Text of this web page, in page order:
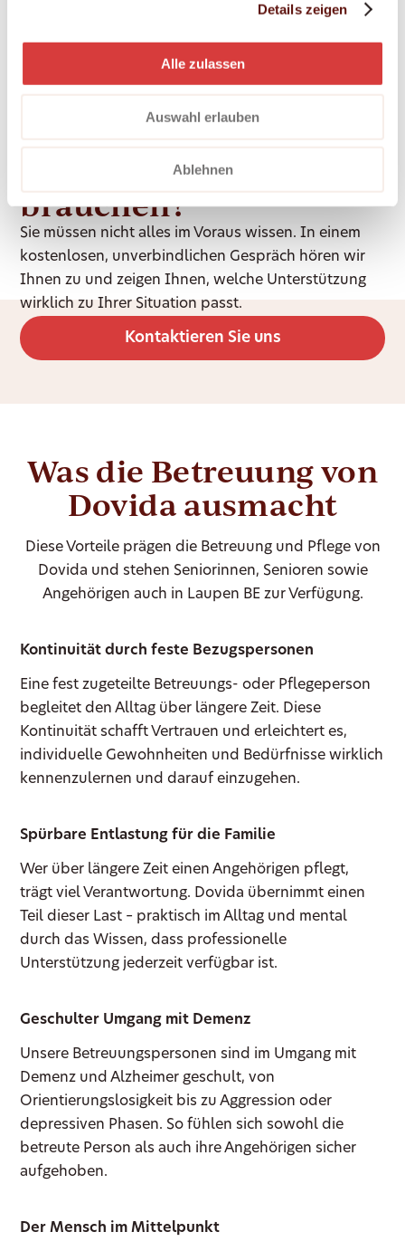
Details zeigen
Alle zulassen
Auswahl erlauben
Ablehnen
Unsicher, was Sie
brauchen?
Sie müssen nicht alles im Voraus wissen. In einem
kostenlosen, unverbindlichen Gespräch hören wir
Ihnen zu und zeigen Ihnen, welche Unterstützung
wirklich zu Ihrer Situation passt.
Kontaktieren Sie uns
Was die Betreuung von
Dovida ausmacht
Diese Vorteile prägen die Betreuung und Pflege von
Dovida und stehen Seniorinnen, Senioren sowie
Angehörigen auch in Laupen BE zur Verfügung.
Kontinuität durch feste Bezugspersonen
Eine fest zugeteilte Betreuungs- oder Pflegeperson
begleitet den Alltag über längere Zeit. Diese
Kontinuität schafft Vertrauen und erleichtert es,
individuelle Gewohnheiten und Bedürfnisse wirklich
kennenzulernen und darauf einzugehen.
Spürbare Entlastung für die Familie
Wer über längere Zeit einen Angehörigen pflegt,
trägt viel Verantwortung. Dovida übernimmt einen
Teil dieser Last – praktisch im Alltag und mental
durch das Wissen, dass professionelle
Unterstützung jederzeit verfügbar ist.
Geschulter Umgang mit Demenz
Unsere Betreuungspersonen sind im Umgang mit
Demenz und Alzheimer geschult, von
Orientierungslosigkeit bis zu Aggression oder
depressiven Phasen. So fühlen sich sowohl die
betreute Person als auch ihre Angehörigen sicher
aufgehoben.
Der Mensch im Mittelpunkt